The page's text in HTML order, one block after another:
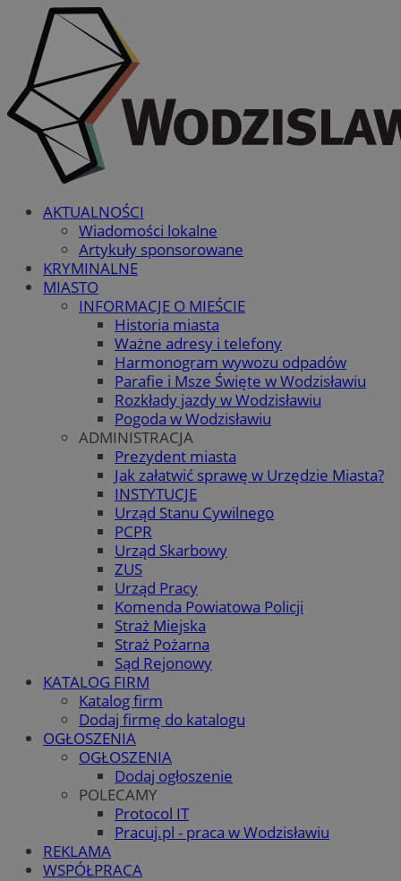
AKTUALNOŚCI
Wiadomości lokalne
Artykuły sponsorowane
KRYMINALNE
MIASTO
INFORMACJE O MIEŚCIE
Historia miasta
Ważne adresy i telefony
Harmonogram wywozu odpadów
Parafie i Msze Święte w Wodzisławiu
Rozkłady jazdy w Wodzisławiu
Pogoda w Wodzisławiu
ADMINISTRACJA
Prezydent miasta
Jak załatwić sprawę w Urzędzie Miasta?
INSTYTUCJE
Urząd Stanu Cywilnego
PCPR
Urząd Skarbowy
ZUS
Urząd Pracy
Komenda Powiatowa Policji
Straż Miejska
Straż Pożarna
Sąd Rejonowy
KATALOG FIRM
Katalog firm
Dodaj firmę do katalogu
OGŁOSZENIA
OGŁOSZENIA
Dodaj ogłoszenie
POLECAMY
Protocol IT
Pracuj.pl - praca w Wodzisławiu
REKLAMA
WSPÓŁPRACA